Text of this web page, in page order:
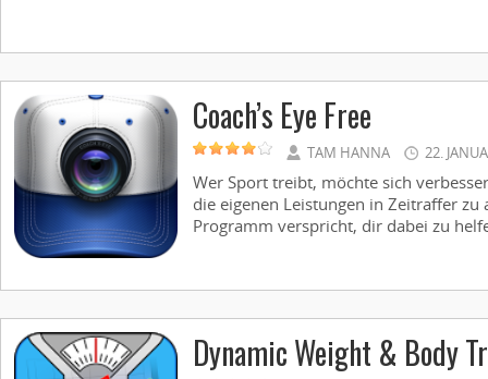
Coach’s Eye Free
TAM HANNA 22.
Wer Sport treibt, möchte sich
die eigenen Leistungen in Zeitraffer zu
Programm verspricht, dir dabei zu
Dynamic Weight & Body